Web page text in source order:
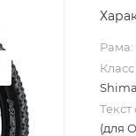
Рама:
(для